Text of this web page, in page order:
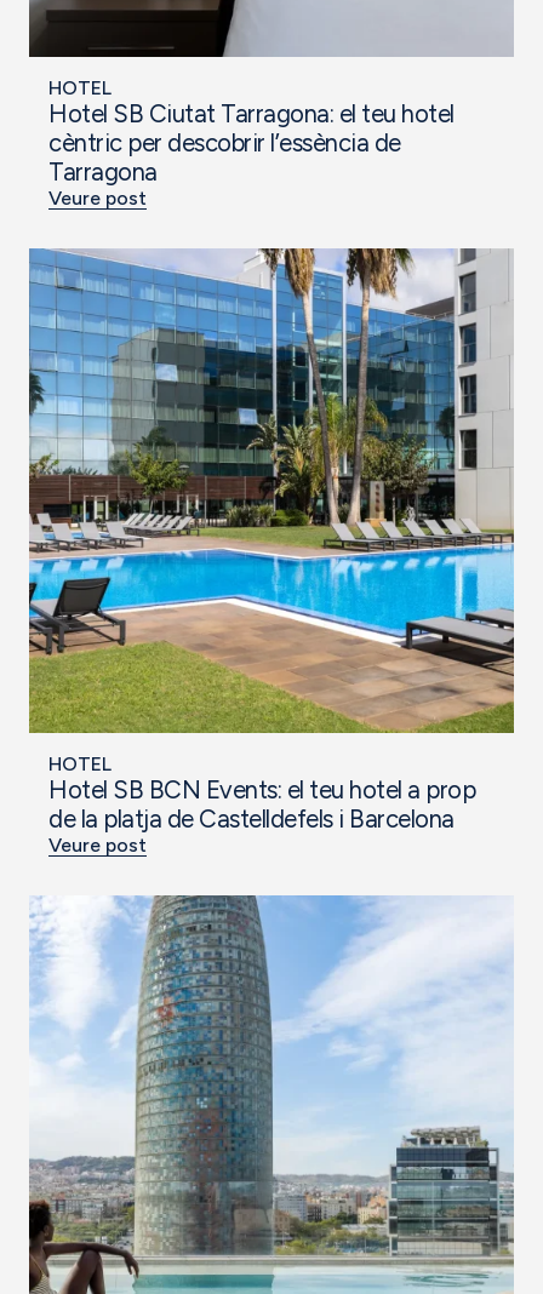
HOTEL
Hotel SB Ciutat Tarragona: el teu hotel
cèntric per descobrir l’essència de
Tarragona
Veure post
HOTEL
Hotel SB BCN Events: el teu hotel a prop
de la platja de Castelldefels i Barcelona
Veure post